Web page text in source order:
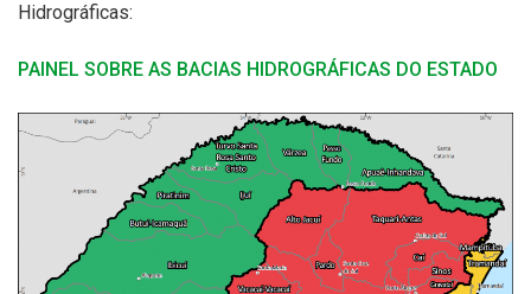
Hidrográficas:
PAINEL SOBRE AS BACIAS HIDROGRÁFICAS DO ESTADO